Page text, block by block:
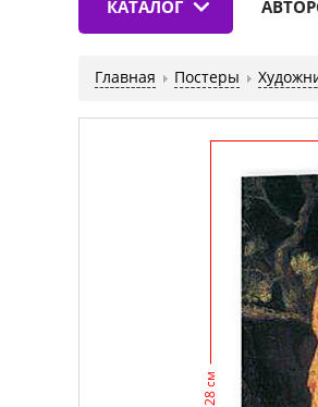
КАТАЛОГ
Главная Постеры
28 см